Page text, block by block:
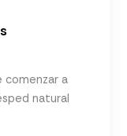
comenzar a
natural